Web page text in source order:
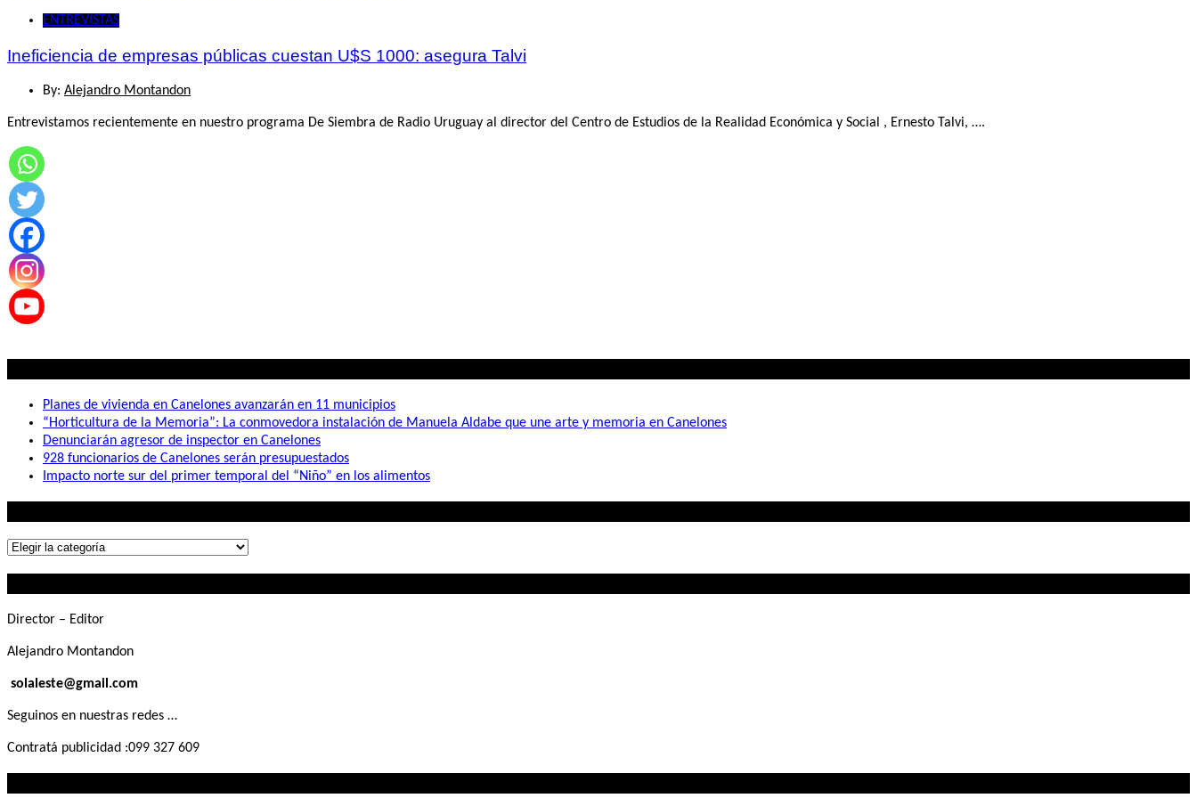
ENTREVISTAS
Ineficiencia de empresas públicas cuestan U$S 1000: asegura Talvi
By: Alejandro Montandon
Entrevistamos recientemente en nuestro programa De Siembra de Radio Uruguay al director del Centro de Estudios de la Realidad Económica y Social , Ernesto Talvi, ….
Planes de vivienda en Canelones avanzarán en 11 municipios
“Horticultura de la Memoria”: La conmovedora instalación de Manuela Aldabe que une arte y memoria en Canelones
Denunciarán agresor de inspector en Canelones
928 funcionarios de Canelones serán presupuestados
Impacto norte sur del primer temporal del “Niño” en los alimentos
Lo
Director – Editor
Alejandro Montandon
solaleste@gmail.com
Seguinos en nuestras redes …
Contratá publicidad :099 327 609